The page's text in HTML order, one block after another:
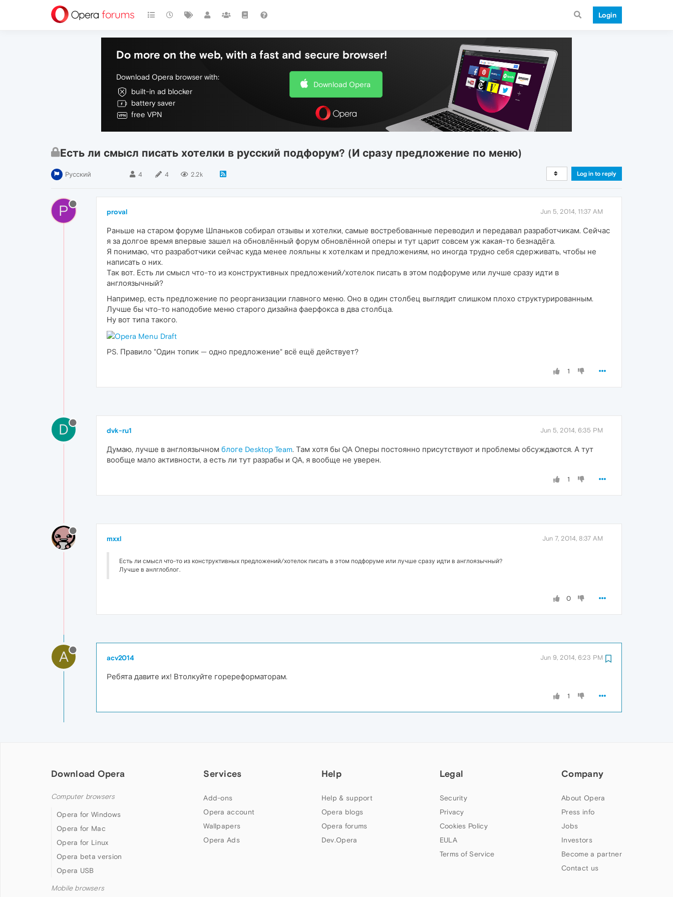
Login
Do more on the web, with a fast and secure browser!
Download Opera browser with:
built-in ad blocker
battery saver
free VPN
Download Opera
Есть ли смысл писать хотелки в русский подфорум? (И сразу предложение по меню)
Русский 4 4 2.2k Log in to reply
P proval Jun 5, 2014, 11:37 AM
Раньше на старом форуме Шпаньков собирал отзывы и хотелки, самые востребованные переводил и передавал разработчикам. Сейчас
я за долгое время впервые зашел на обновлённый форум обновлённой оперы и тут царит совсем уж какая-то безнадёга.
Я понимаю, что разработчики сейчас куда менее лояльны к хотелкам и предложениям, но иногда трудно себя сдерживать, чтобы не
написать о них.
Так вот. Есть ли смысл что-то из конструктивных предложений/хотелок писать в этом подфоруме или лучше сразу идти в
англоязычный?
Например, есть предложение по реорганизации главного меню. Оно в один столбец выглядит слишком плохо структурированным.
Лучше бы что-то наподобие меню старого дизайна фаерфокса в два столбца.
Ну вот типа такого.
PS. Правило "Один топик — одно предложение" всё ещё действует?
1
D dvk-ru1 Jun 5, 2014, 6:35 PM
Думаю, лучше в англоязычном блоге Desktop Team. Там хотя бы QA Оперы постоянно присутствуют и проблемы обсуждаются. А тут
вообще мало активности, а есть ли тут разрабы и QA, я вообще не уверен.
1
mxxl Jun 7, 2014, 8:37 AM
Есть ли смысл что-то из конструктивных предложений/хотелок писать в этом подфоруме или лучше сразу идти в англоязычный?
Лучше в анлглоблог.
0
A acv2014 Jun 9, 2014, 6:23 PM
Pебята давите их! Втолкуйте горереформаторам.
1
Download Opera
Computer browsers
Opera for Windows
Opera for Mac
Opera for Linux
Opera beta version
Opera USB
Mobile browsers
Services
Add-ons
Opera account
Wallpapers
Opera Ads
Help
Help & support
Opera blogs
Opera forums
Dev.Opera
Legal
Security
Privacy
Cookies Policy
EULA
Terms of Service
Company
About Opera
Press info
Jobs
Investors
Become a partner
Contact us